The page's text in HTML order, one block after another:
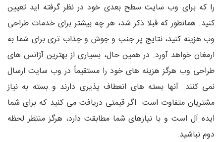
را که برای وب سایت سطح بعدی خود در نظر گرفته اید تعیین
کنید. همانطور که قبلا ذکر شد، هر چه بیشتر برای خدمات طراحی
وب هزینه کنید، نتایج پر جنب و جوش و جذاب تری برای شما به
ارمغان خواهد آورد. در همین حال، بسیاری از بهترین آژانس های
طراحی وب هرگز هزینه های خود را مستقیماً در وب سایت ارسال
نمی کنند. آنها بسته های انعطاف پذیری دارند و بسته به نیاز
مشتریان متفاوت است. اگر قیمتی دریافت می کنید که برای شما
ایده آل است و با نیازهای شما مطابقت دارد، هرگز منتظر لحظه
دوم نباشید.